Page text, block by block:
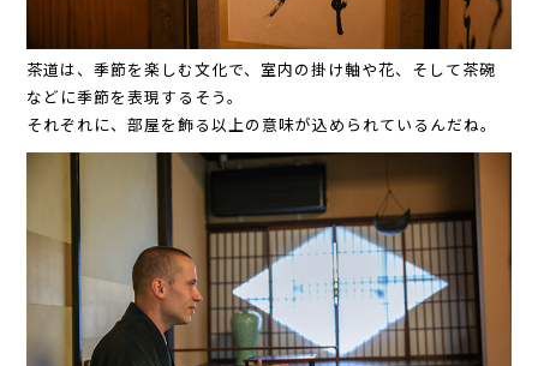
茶道は、季節を楽しむ文化で、室内の掛け軸や花、そして茶碗
などに季節を表現するそう。
それぞれに、部屋を飾る以上の意味が込められているんだね。